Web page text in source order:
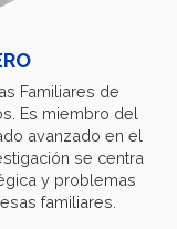
Familiares de
Es miembro del
avanzado en el
se centra
y problemas
familiares.